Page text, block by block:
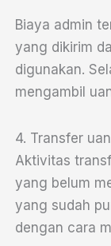
Biaya admin
yang dikirim
digunakan.
mengambil
4. Transfer
Aktivitas
yang belum
yang sudah
dengan cara